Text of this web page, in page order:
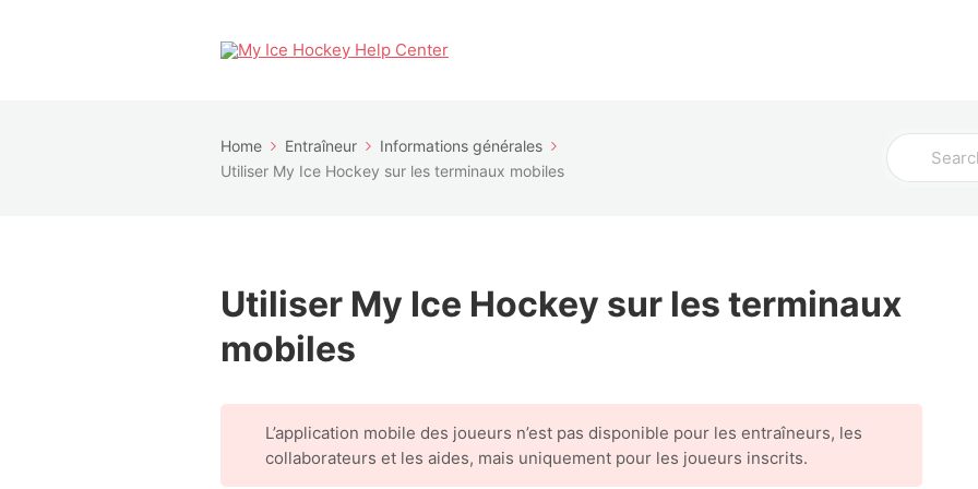
Home Entraîneur
Informations générales
Utiliser My Ice Hockey sur les terminaux mobiles
Search
For
Utiliser My Ice Hockey sur les terminaux
mobiles
L’application mobile des joueurs n’est pas disponible pour les entraîneurs, les
collaborateurs et les aides, mais uniquement pour les joueurs inscrits.